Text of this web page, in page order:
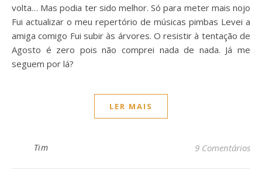
volta… Mas podia ter sido melhor. Só para meter mais nojo
Fui actualizar o meu repertório de músicas pimbas Levei a
amiga comigo Fui subir às árvores. O resistir à tentação de
Agosto é zero pois não comprei nada de nada. Já me
seguem por lá?
LER MAIS
Tim 9 Comentários